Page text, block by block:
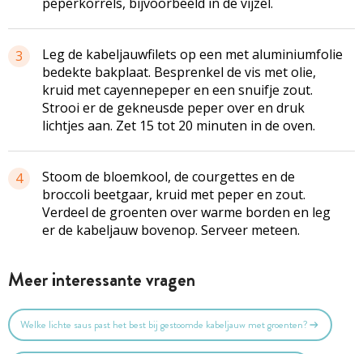
3 Leg de kabeljauwfilets op een met aluminiumfolie
bedekte bakplaat. Besprenkel de vis met olie,
kruid met cayennepeper en een snuifje zout.
Strooi er de gekneusde peper over en druk
lichtjes aan. Zet 15 tot 20 minuten in de oven.
4
Stoom de bloemkool, de courgettes en de
broccoli beetgaar, kruid met peper en zout.
Verdeel de groenten over warme borden en leg
er de kabeljauw bovenop. Serveer meteen.
Meer interessante vragen
Welke lichte saus past het best bij gestoomde kabeljauw met groenten?